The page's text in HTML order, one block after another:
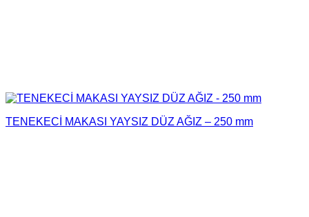
TENEKECİ MAKASI YAYSIZ DÜZ AĞIZ – 250 mm